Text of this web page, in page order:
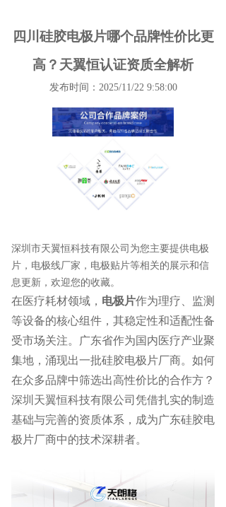
四川硅胶电极片哪个品牌性价比更
高？天翼恒认证资质全解析
发布时间：2025/11/22 9:58:00
深圳市天翼恒科技有限公司为您主要提供电极
片 ，电极线厂家，电极贴片等相关的展示和信
息更新，欢迎您的收藏。
在医疗耗材领域， 电极片作为理疗、监测
等设备的核心组件，其稳定性和适配性备
受市场关注。广东省作为国内医疗产业聚
集地，涌现出一批硅胶电极片厂商。如何
在众多品牌中筛选出高性价比的合作方？
深圳天翼恒科技有限公司凭借扎实的制造
基础与完善的资质体系，成为广东硅胶电
极片厂商中的技术深耕者。